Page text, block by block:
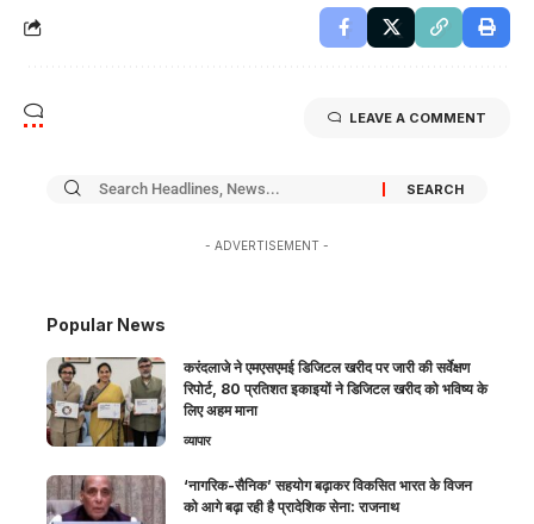
LEAVE A COMMENT
- ADVERTISEMENT -
Popular News
करंदलाजे ने एमएसएमई डिजिटल खरीद पर जारी की सर्वेक्षण
रिपोर्ट, 80 प्रतिशत इकाइयों ने डिजिटल खरीद को भविष्य के
लिए अहम माना
व्यापार
‘नागरिक-सैनिक’ सहयोग बढ़ाकर विकसित भारत के विजन
को आगे बढ़ा रही है प्रादेशिक सेना: राजनाथ